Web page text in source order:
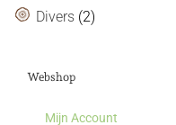
Divers (2)
Webshop
Mijn Account